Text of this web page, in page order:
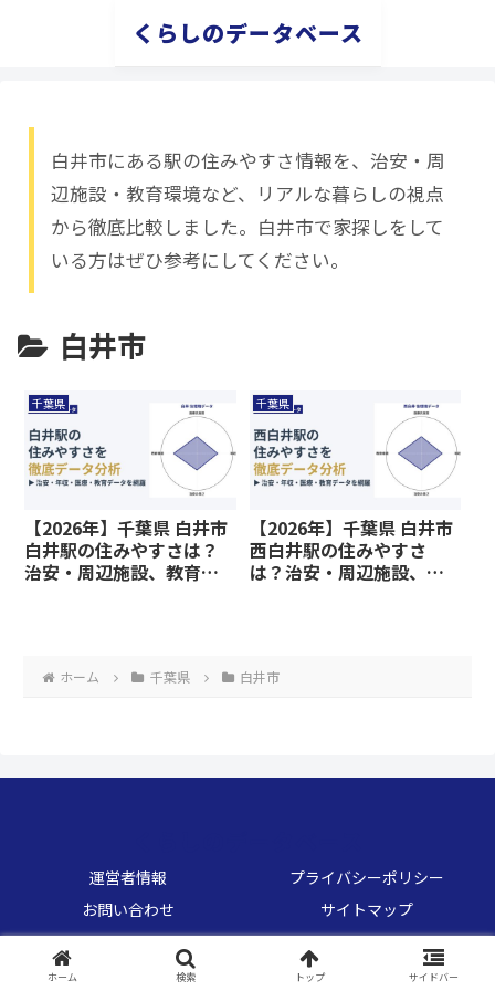
くらしのデータベース
白井市にある駅の住みやすさ情報を、治安・周
辺施設・教育環境など、リアルな暮らしの視点
から徹底比較しました。白井市で家探しをして
いる方はぜひ参考にしてください。
白井市
千葉県
【2026年】千葉県 白井市
白井駅の住みやすさは？
治安・周辺施設、教育環
千葉県
【2026年】千葉県 白井市
西白井駅の住みやすさ
は？治安・周辺施設、教
ホーム 千葉県 白井市
運営者情報
プライバシーポリシー
お問い合わせ
サイトマップ
© 2026 くらしのデータベース.
ホーム 検索 トップ サイドバー